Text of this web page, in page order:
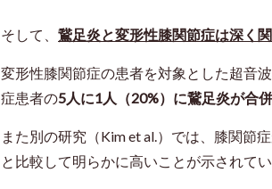
そして、 鵞足炎と変形性膝関節症は深く
変形性膝関節症の患者を対象とした超音
症患者の5人に1人（20%）に鵞足炎が合併
また別の研究（Kim et al.）では、膝関節
と比較して明らかに高いことが示されてい